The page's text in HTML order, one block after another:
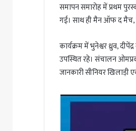
समापन समारोह में प्रथम
गई। साथ ही मैन ऑफ द मैच,
कार्यक्रम में भुनेश्वर ध्रुव,
उपस्थित रहे। संचालन
जानकारी सीनियर खिलाड़ी